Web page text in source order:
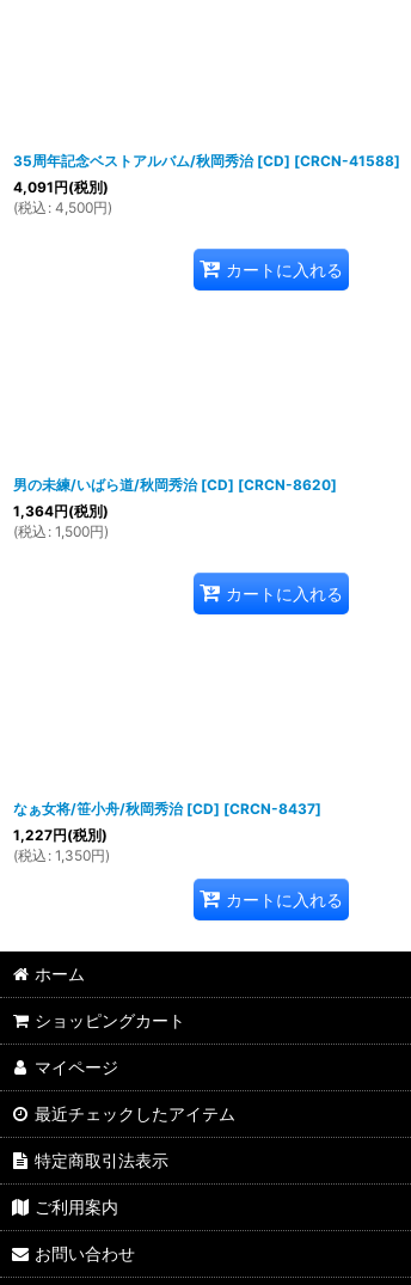
35周年記念ベストアルバム/秋岡秀治 [CD] [CRCN-41588]
4,091円(税別)
(税込 : 4,500円)
カートに入れる
男の未練/いばら道/秋岡秀治 [CD] [CRCN-8620]
1,364円(税別)
(税込 : 1,500円)
カートに入れる
なぁ女将/笹小舟/秋岡秀治 [CD] [CRCN-8437]
1,227円(税別)
(税込 : 1,350円)
カートに入れる
ホーム
ショッピングカート
マイページ
最近チェックしたアイテム
特定商取引法表示
ご利用案内
お問い合わせ